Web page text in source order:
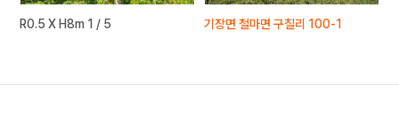
R0.5 X H8m 1 / 5 기장면 철마면 구칠리 100-1